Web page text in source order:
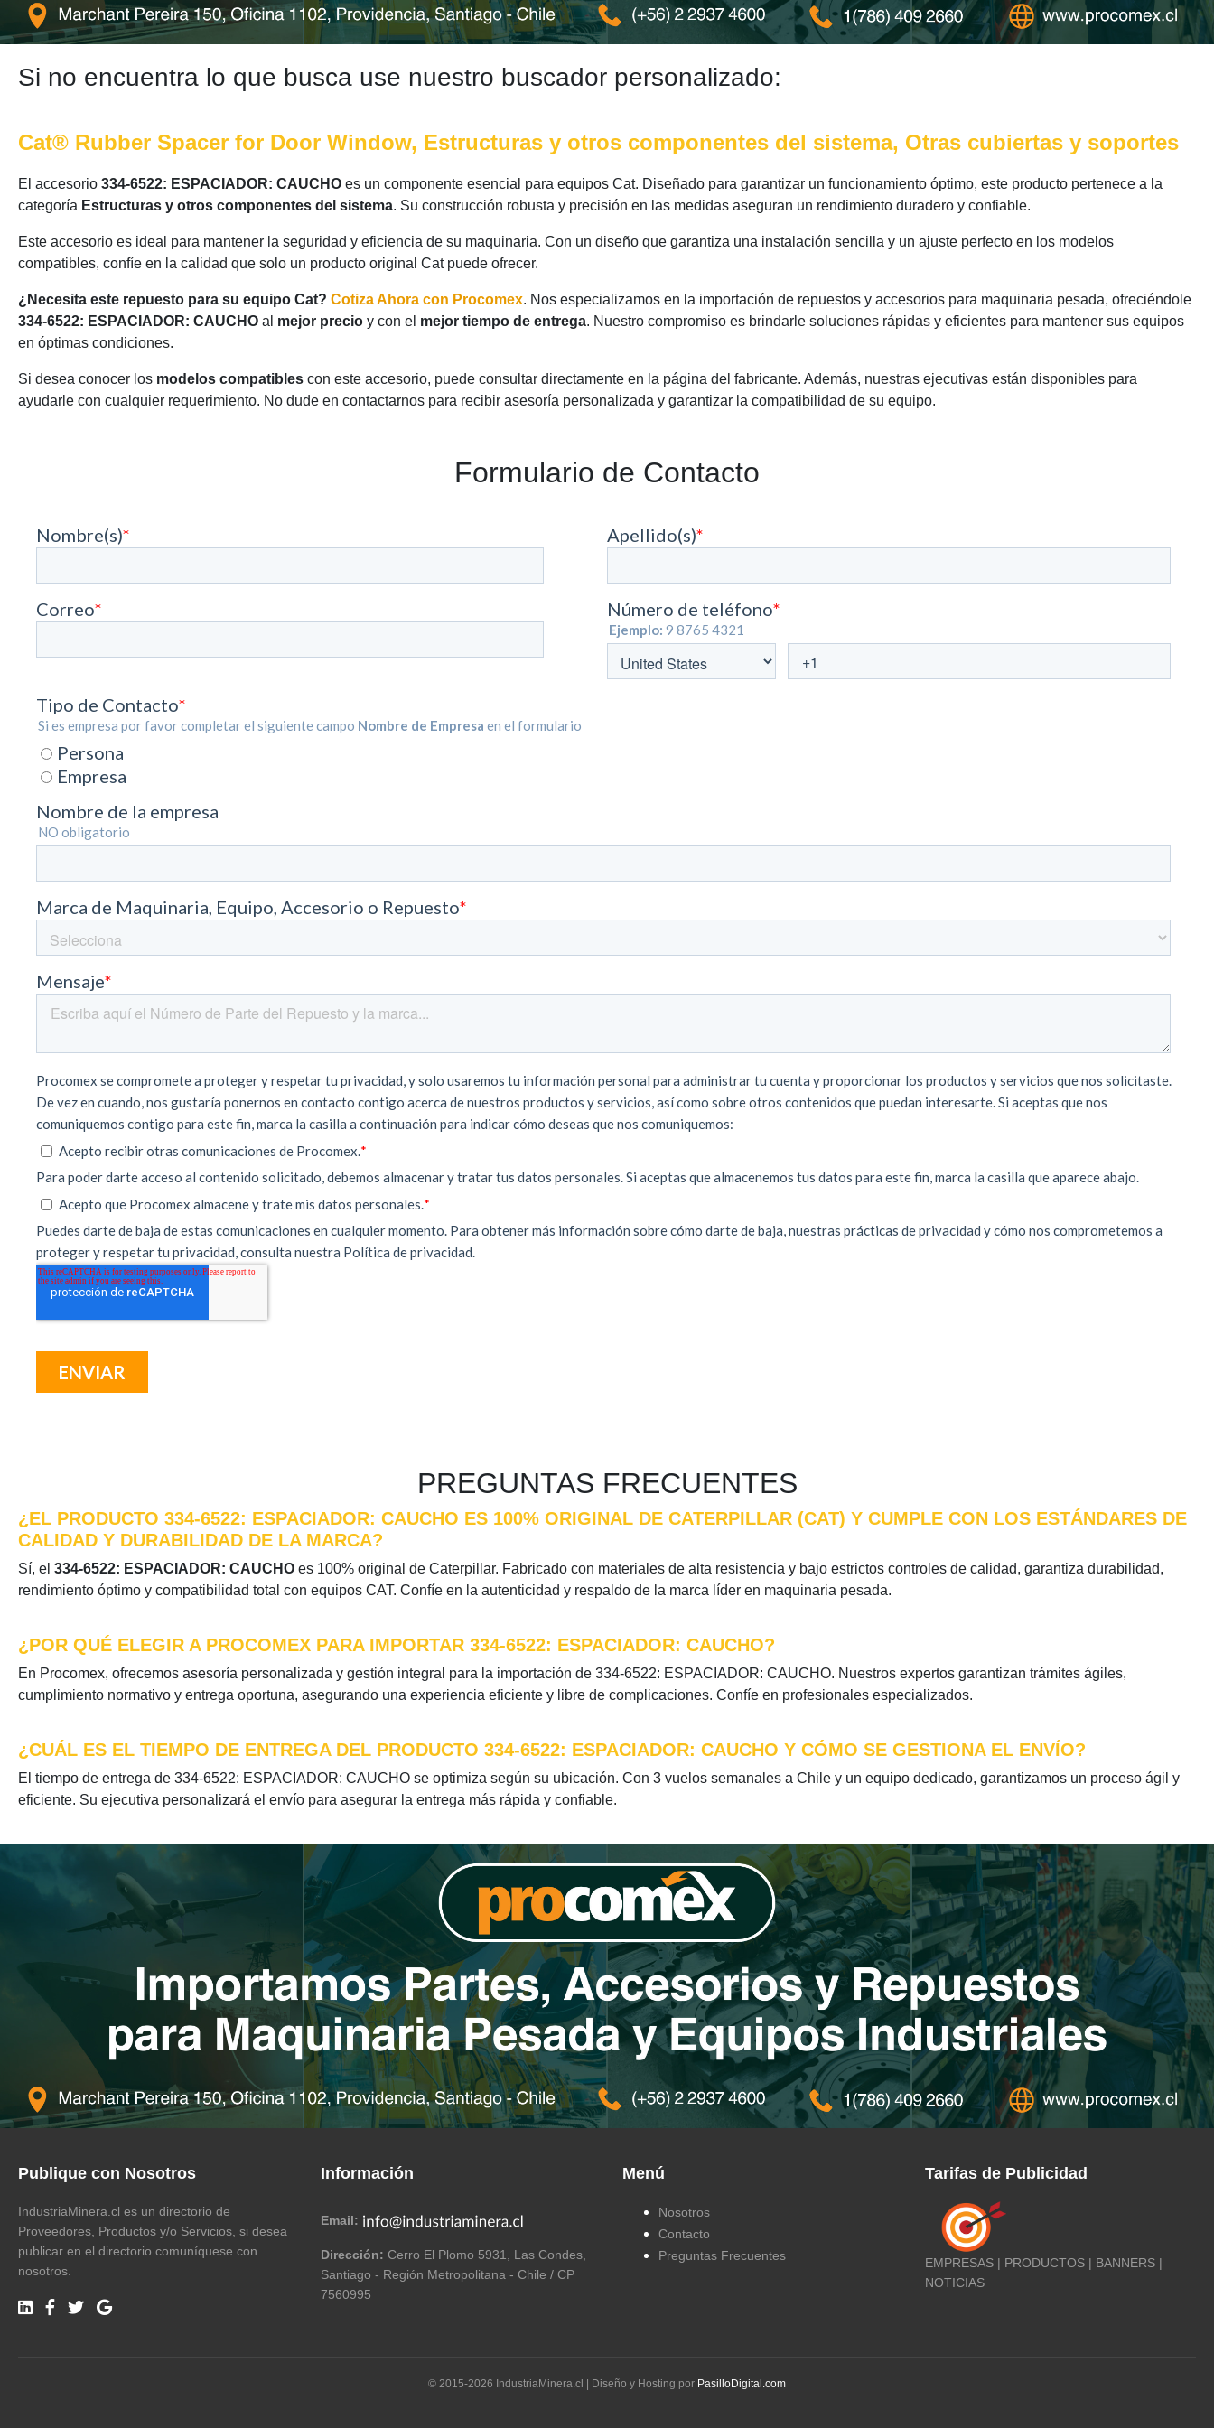
Si no encuentra lo que busca use nuestro buscador personalizado:
Cat® Rubber Spacer for Door Window, Estructuras y otros componentes del sistema, Otras cubiertas y soportes
El accesorio 334-6522: ESPACIADOR: CAUCHO es un componente esencial para equipos Cat. Diseñado para garantizar un funcionamiento óptimo, este producto pertenece a la
categoría Estructuras y otros componentes del sistema. Su construcción robusta y precisión en las medidas aseguran un rendimiento duradero y confiable.
Este accesorio es ideal para mantener la seguridad y eficiencia de su maquinaria. Con un diseño que garantiza una instalación sencilla y un ajuste perfecto en los modelos
compatibles, confíe en la calidad que solo un producto original Cat puede ofrecer.
¿Necesita este repuesto para su equipo Cat? Cotiza Ahora con Procomex. Nos especializamos en la importación de repuestos y accesorios para maquinaria pesada, ofreciéndole
334-6522: ESPACIADOR: CAUCHO al mejor precio y con el mejor tiempo de entrega. Nuestro compromiso es brindarle soluciones rápidas y eficientes para mantener sus equipos
en óptimas condiciones.
Si desea conocer los modelos compatibles con este accesorio, puede consultar directamente en la página del fabricante. Además, nuestras ejecutivas están disponibles para
ayudarle con cualquier requerimiento. No dude en contactarnos para recibir asesoría personalizada y garantizar la compatibilidad de su equipo.
Formulario de Contacto
PREGUNTAS FRECUENTES
¿EL PRODUCTO 334-6522: ESPACIADOR: CAUCHO ES 100% ORIGINAL DE CATERPILLAR (CAT) Y CUMPLE CON LOS ESTÁNDARES DE
CALIDAD Y DURABILIDAD DE LA MARCA?
Sí, el 334-6522: ESPACIADOR: CAUCHO es 100% original de Caterpillar. Fabricado con materiales de alta resistencia y bajo estrictos controles de calidad, garantiza durabilidad,
rendimiento óptimo y compatibilidad total con equipos CAT. Confíe en la autenticidad y respaldo de la marca líder en maquinaria pesada.
¿POR QUÉ ELEGIR A PROCOMEX PARA IMPORTAR 334-6522: ESPACIADOR: CAUCHO?
En Procomex, ofrecemos asesoría personalizada y gestión integral para la importación de 334-6522: ESPACIADOR: CAUCHO. Nuestros expertos garantizan trámites ágiles,
cumplimiento normativo y entrega oportuna, asegurando una experiencia eficiente y libre de complicaciones. Confíe en profesionales especializados.
¿CUÁL ES EL TIEMPO DE ENTREGA DEL PRODUCTO 334-6522: ESPACIADOR: CAUCHO Y CÓMO SE GESTIONA EL ENVÍO?
El tiempo de entrega de 334-6522: ESPACIADOR: CAUCHO se optimiza según su ubicación. Con 3 vuelos semanales a Chile y un equipo dedicado, garantizamos un proceso ágil y
eficiente. Su ejecutiva personalizará el envío para asegurar la entrega más rápida y confiable.
Publique con Nosotros
IndustriaMinera.cl es un directorio de
Proveedores, Productos y/o Servicios, si desea
publicar en el directorio comuníquese con
nosotros.
Información
Email:
Dirección: Cerro El Plomo 5931, Las Condes,
Santiago - Región Metropolitana - Chile / CP
7560995
Menú
Nosotros
Contacto
Preguntas Frecuentes
Tarifas de Publicidad
EMPRESAS | PRODUCTOS | BANNERS |
NOTICIAS
© 2015-2026 IndustriaMinera.cl | Diseño y Hosting por PasilloDigital.com